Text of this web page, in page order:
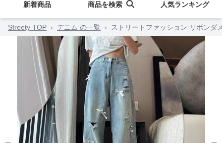
新着商品 商品を検索 人気ランキング
Streety TOP › デニム の一覧 › ストリートファッション リボンダ